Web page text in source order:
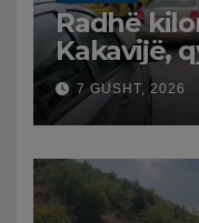
Radhë
Kakavijë,
kthehen
bllokohen
larta, pala
ritme të
7 GUSHT, 2026